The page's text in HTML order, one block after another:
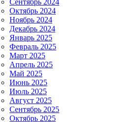
Октябрь 2024
Ноябрь 2024
Декабрь 2024
Январь 2025
Февраль 2025
Март 2025
Апрель 2025
Май 2025
Июнь 2025
Июль 2025
Август 2025
Сентябрь 2025
Октябрь 2025